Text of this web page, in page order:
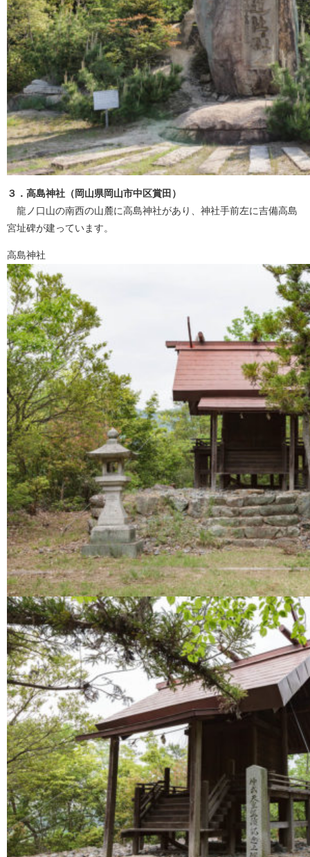
３．高島神社（岡山県岡山市中区賞田）
龍ノ口山の南西の山麓に高島神社があり、神社手前左に吉備高島
宮址碑が建っています。
高島神社